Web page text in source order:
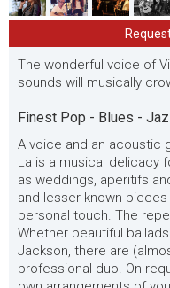
The wonderful voice of
sounds will musically
Finest Pop - Blues -
A voice and an acoustic
La is a musical delicacy
as weddings, aperitifs
and lesser-known
personal touch. The
Whether beautiful
Jackson, there are
professional duo. On